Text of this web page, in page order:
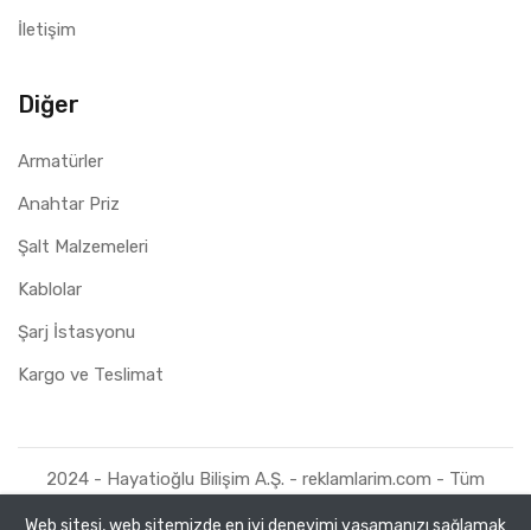
İletişim
Diğer
Armatürler
Anahtar Priz
Şalt Malzemeleri
Kablolar
Şarj İstasyonu
Kargo ve Teslimat
2024 - Hayatioğlu Bilişim A.Ş. - reklamlarim.com - Tüm
Web sitesi, web sitemizde en iyi deneyimi yaşamanızı sağlamak